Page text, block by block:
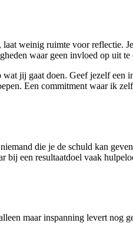
weinig ruimte voor reflectie.
waar geen invloed op uit
jij gaat doen. Geef jezelf
Een commitment waar ik
die je de schuld kan
een resultaatdoel vaak
maar inspanning levert nog